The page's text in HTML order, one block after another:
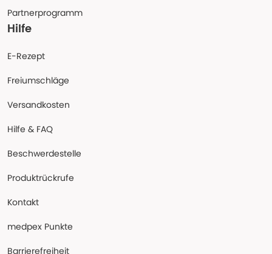
Partnerprogramm
Hilfe
E-Rezept
Freiumschläge
Versandkosten
Hilfe & FAQ
Beschwerdestelle
Produktrückrufe
Kontakt
medpex Punkte
Barrierefreiheit